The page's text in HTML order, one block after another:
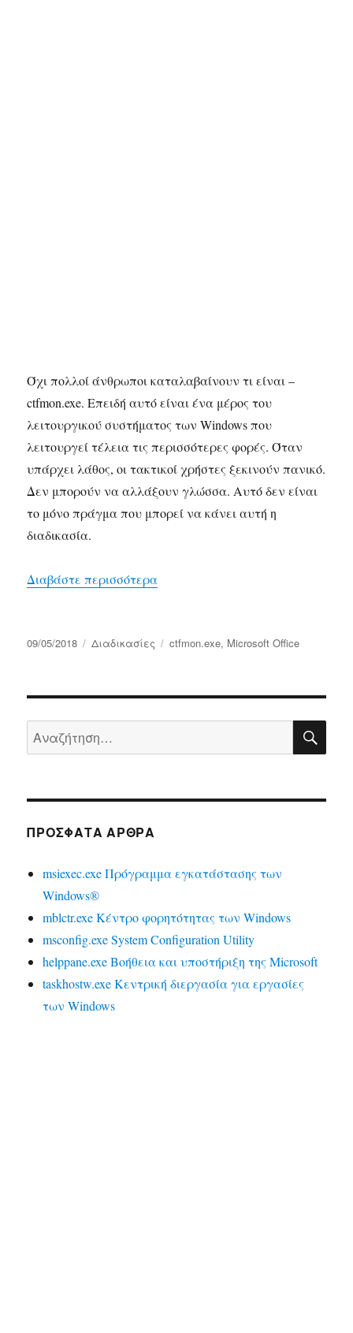
Όχι πολλοί άνθρωποι καταλαβαίνουν τι είναι –
ctfmon.exe. Επειδή αυτό είναι ένα μέρος του
λειτουργικού συστήματος των Windows που
λειτουργεί τέλεια τις περισσότερες φορές. Όταν
υπάρχει λάθος, οι τακτικοί χρήστες ξεκινούν πανικό.
Δεν μπορούν να αλλάξουν γλώσσα. Αυτό δεν είναι
το μόνο πράγμα που μπορεί να κάνει αυτή η
διαδικασία.
Διαβάστε περισσότερα
Δημοσιεύτηκε
09/05/2018 Κατηγορίες
Διαδικασίες Ετικέτες
ctfmon.exe, Microsoft Office
Αναζήτηση
για:
ΠΡΌΣΦΑΤΑ ΆΡΘΡΑ
msiexec.exe Πρόγραμμα εγκατάστασης των
Windows®
mblctr.exe Κέντρο φορητότητας των Windows
msconfig.exe System Configuration Utility
helppane.exe Βοήθεια και υποστήριξη της Microsoft
taskhostw.exe Κεντρική διεργασία για εργασίες
των Windows